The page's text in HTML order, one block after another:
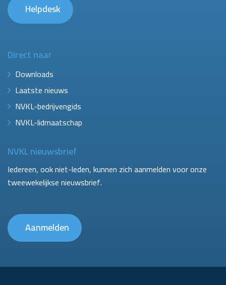
Helpdesk
Direct naar
Downloads
Laatste nieuws
NVKL-bedrijvengids
NVKL-lidmaatschap
NVKL nieuwsbrief
Iedereen, ook niet-leden, kunnen zich aanmelden voor onze
tweewekelijkse nieuwsbrief.
Aanmelden